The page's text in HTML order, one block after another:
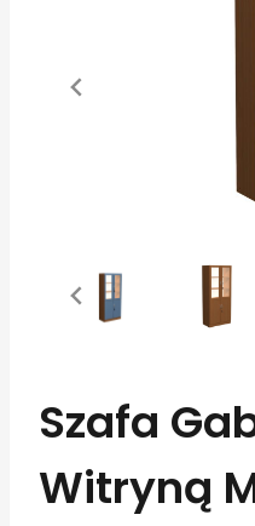
Szafa
Witryną